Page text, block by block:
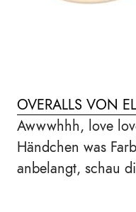
OVERALLS VON
Awwwhhh, love
Händchen was
anbelangt, schau